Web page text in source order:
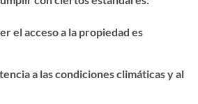
el acceso a la propiedad es
a las condiciones climáticas y al